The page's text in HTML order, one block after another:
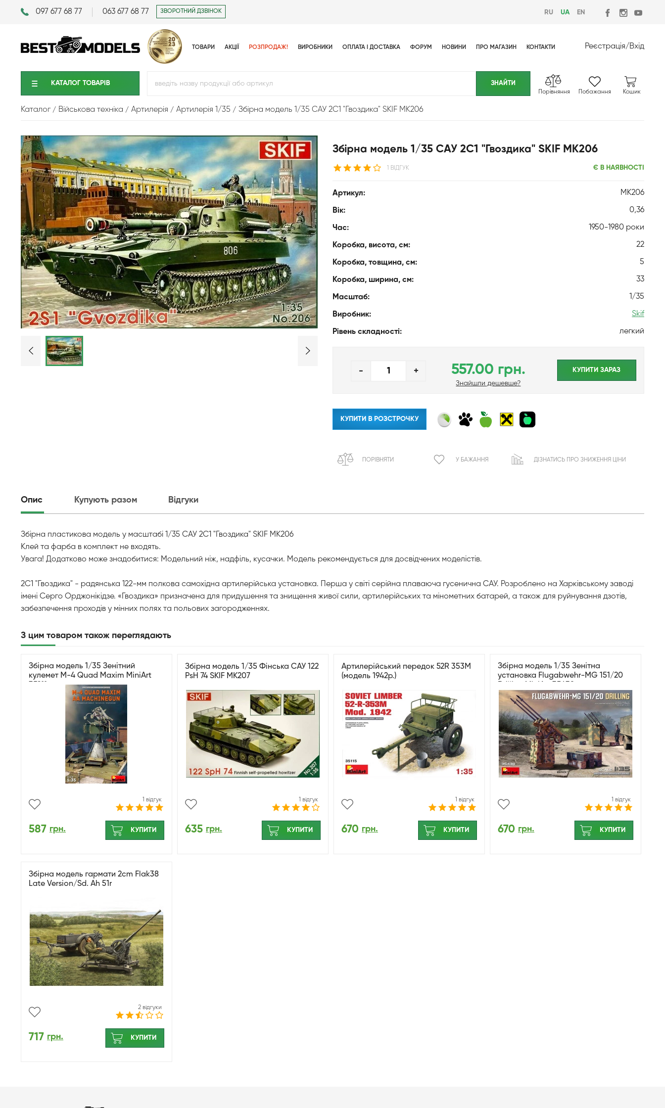
097 677 68 77 063 677 68 77 ЗВОРОТНИЙ ДЗВІНОК RU UA EN
ТОВАРИ АКЦІЇ РОЗПРОДАЖ! ВИРОБНИКИ ОПЛАТА І ДОСТАВКА ФОРУМ НОВИНИ ПРО МАГАЗИН КОНТАКТИ Реєстрація/Вхід
КАТАЛОГ ТОВАРIВ
Порівняння Побажання Кошик
Каталог Військова техніка Артилерія Артилерія 1/35 Збірна модель 1/35 САУ 2С1 "Гвоздика" SKIF MK206
Збірна модель 1/35 САУ 2С1 "Гвоздика" SKIF MK206
1 ВІДГУК Є В НАЯВНОСТІ
Артикул: MK206
Вік: 0,36
Час: 1950-1980 роки
Коробка, висота, см: 22
Коробка, товщина, см: 5
Коробка, ширина, см: 33
Масштаб: 1/35
Виробник: Skif
Рівень складності: легкий
- + 557.00 грн.
Знайшли дешевше?
КУПИТИ ЗАРАЗ
КУПИТИ В РОЗСТРОЧКУ
ПОРІВНЯТИ У БАЖАННЯ ДІЗНАТИСЬ ПРО ЗНИЖЕННЯ ЦІНИ
Опис Купують разом Відгуки
Збірна пластикова модель у масштабі 1/35 САУ 2С1 "Гвоздика" SKIF MK206
Клей та фарба в комплект не входять.
Увага! Додатково може знадобитися: Модельний ніж, надфіль, кусачки. Модель рекомендується для досвідчених моделістів.
2С1 "Гвоздика" - радянська 122-мм полкова самохідна артилерійська установка. Перша у світі серійна плаваюча гусенична САУ. Розроблено на Харківському заводі
імені Серго Орджонікідзе. «Гвоздика» призначена для придушення та знищення живої сили, артилерійських та мінометних батарей, а також для руйнування дзотів,
забезпечення проходів у мінних полях та польових загородженнях.
З цим товаром також переглядають
Збірна модель 1/35 Зенітний
кулемет M-4 Quad Maxim MiniArt
1 відгук
587 грн. КУПИТИ
Збірна модель 1/35 Фінська САУ 122
PsH 74 SKIF MK207
1 відгук
635 грн. КУПИТИ
Артилерійський передок 52R 353М
(модель 1942р.)
1 відгук
670 грн. КУПИТИ
Збірна модель 1/35 Зенітна
установка Flugabwehr-MG 151/20
1 відгук
670 грн. КУПИТИ
Збірна модель гармати 2cm Flak38
Late Version/Sd. Ah 51r
2 відгуки
717 грн. КУПИТИ